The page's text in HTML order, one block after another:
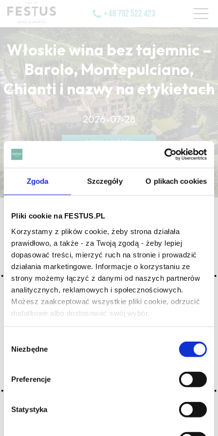
Zgoda Szczegóły O plikach cookies
Pliki cookie na FESTUS.PL
Korzystamy z plików cookie, żeby strona działała
prawidłowo, a także - za Twoją zgodą - żeby lepiej
dopasować treści, mierzyć ruch na stronie i prowadzić
działania marketingowe. Informacje o korzystaniu ze
strony możemy łączyć z danymi od naszych partnerów
analitycznych, reklamowych i społecznościowych.
Możesz zaakceptować wszystkie pliki cookie, odrzucić
dodatkowe albo dostosować swój wybór.
zgody
Niezbędne
Preferencje
Statystyka
Czy masz ukończone 18 lat?
+48 792 522 423
Włoskie wina bez tajemnic –
Barolo, Montepulciano,
Chianti i nazwy na etykietach
2026-07-28
CZYTAJ WIĘCEJ
CZYTAJ WIĘCEJ
CZYTAJ WIĘCEJ
strona główna / ascétique
Archiwum wpisów tagu:
ascétique
ascetyczne
2016-05-10